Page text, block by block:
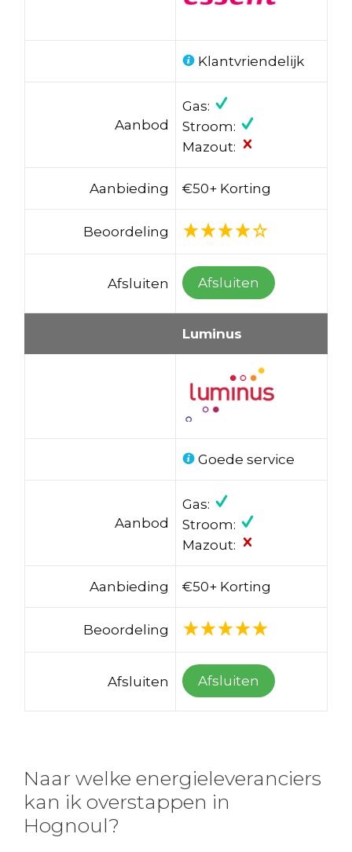
Klantvriendelijk
Aanbod
Gas:
Stroom:
Mazout:
Aanbieding €50+ Korting
Beoordeling
Afsluiten Afsluiten
Luminus
Goede service
Aanbod
Gas:
Stroom:
Mazout:
Aanbieding €50+ Korting
Beoordeling
Afsluiten Afsluiten
Naar welke energieleveranciers
kan ik overstappen in
Hognoul?